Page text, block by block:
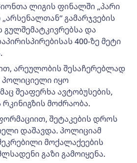
ლიგის ფინალში „პარი
„არსენალთან“ გამარჯვების
გულშემატკივრებსა და
400-ზე მეტი
არეულობის შესაჩერებლად
პოლიციელი იყო
შეაფერხა ავტობუსების,
მოძრაობა.
შეტაკების დროს
დაშავდა. პოლიციამ
მოქალაქეების
გაზი გამოიყენა.